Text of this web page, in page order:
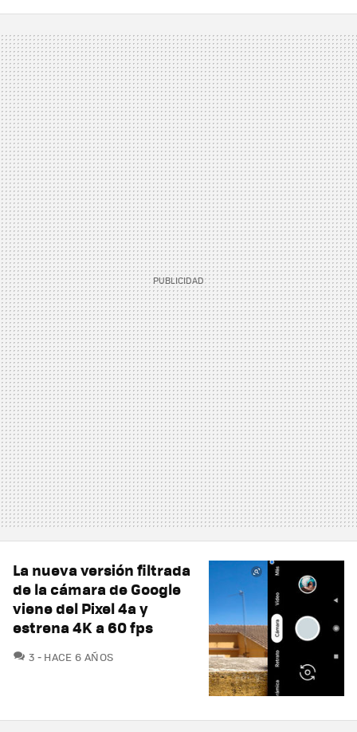
La nueva versión filtrada
de la cámara de Google
viene del Pixel 4a y
estrena 4K a 60 fps
3 COMENTARIOS
HACE 6 AÑOS